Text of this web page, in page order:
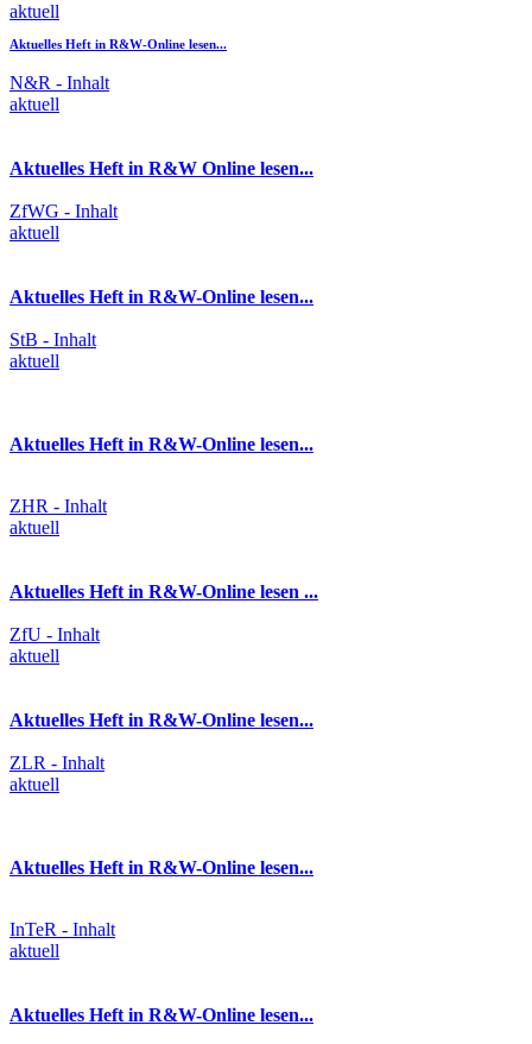
aktuell
Aktuelles Heft in R&W-Online lesen...
N&R - Inhalt
aktuell
Aktuelles Heft in R&W Online lesen...
ZfWG - Inhalt
aktuell
Aktuelles Heft in R&W-Online lesen...
StB - Inhalt
aktuell
Aktuelles Heft in R&W-Online lesen...
ZHR - Inhalt
aktuell
Aktuelles Heft in R&W-Online lesen ...
ZfU - Inhalt
aktuell
Aktuelles Heft in R&W-Online lesen...
ZLR - Inhalt
aktuell
Aktuelles Heft in R&W-Online lesen...
InTeR - Inhalt
aktuell
Aktuelles Heft in R&W-Online lesen...